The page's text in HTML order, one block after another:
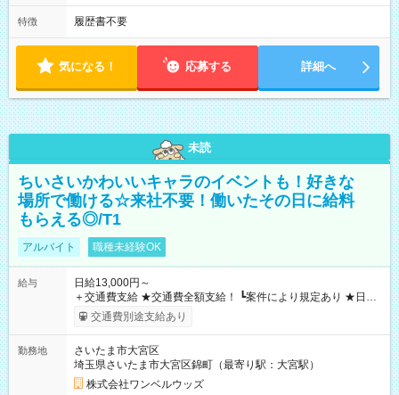
特徴 履歴書不要
気になる！ 応募する 詳細へ
未読
ちいさいかわいいキャラのイベントも！好きな
場所で働ける☆来社不要！働いたその日に給料
もらえる◎/T1
アルバイト 職種未経験OK
給与
日給13,000円～
＋交通費支給 ★交通費全額支給！ ┗案件により規定あり ★日払
いOK！（規定あり） ┗働いたその日に現金GET♪ お仕事後はコ
ンビニATMから 日払い分を引き落とせます！ 【試用期間】試
交通費別途支給あり
勤務地
さいたま市大宮区
埼玉県さいたま市大宮区錦町（最寄り駅：大宮駅）
株式会社ワンベルウッズ